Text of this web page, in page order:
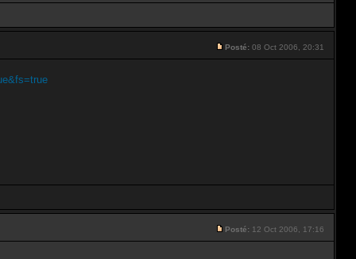
Posté: 08 Oct 2006, 20:31
Posté: 12 Oct 2006, 17:16